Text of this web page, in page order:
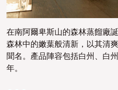
在南阿爾卑斯山的森林蒸餾廠
森林中的嫩葉般清新，以其清
聞名。產品陣容包括白州、白
年。